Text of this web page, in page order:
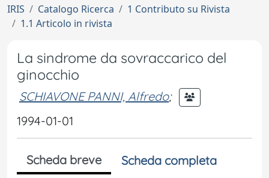
IRIS Catalogo Ricerca
1 Contributo su Rivista
1.1 Articolo in rivista
La sindrome da sovraccarico del
ginocchio
SCHIAVONE PANNI, Alfredo;
1994-01-01
Scheda breve
Scheda completa